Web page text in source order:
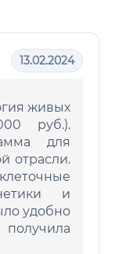
13.02.2024
живых
руб.).
для
отрасли.
и
удобно